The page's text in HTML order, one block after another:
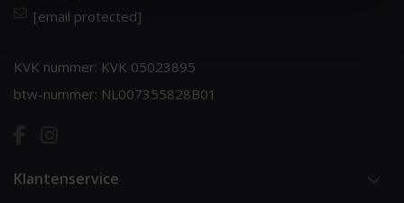
[email protected]
KVK nummer: KVK 05023895
btw-nummer: NL007355828B01
Klantenservice